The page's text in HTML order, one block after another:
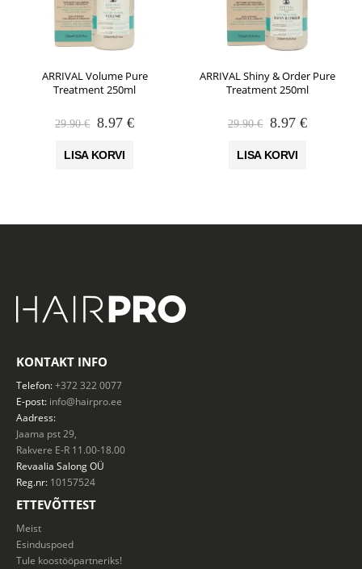
ARRIVAL Volume Pure
Treatment 250ml
29.90€ Algne
oli:
8.97€Praegune
LISA KORVI
ARRIVAL Shiny & Order Pure
Treatment 250ml
29.90€ Algne
oli:
8.97€Praegune
LISA KORVI
KONTAKT INFO
Telefon:+372 322 0077
E-post: info@hairpro.ee
Aadress:
Jaama pst 29,
Rakvere E-R 11.00-18.00
Revaalia SalongOÜ
Reg.nr: 10157524
ETTEVÕTTEST
Meist
Esinduspoed
Tule koostööpartneriks!